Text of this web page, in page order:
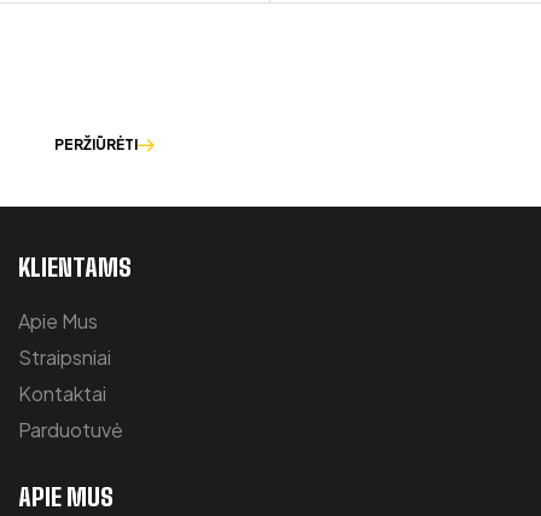
PERŽIŪRĖTI
KLIENTAMS
Apie Mus
Straipsniai
Kontaktai
Parduotuvė
APIE MUS